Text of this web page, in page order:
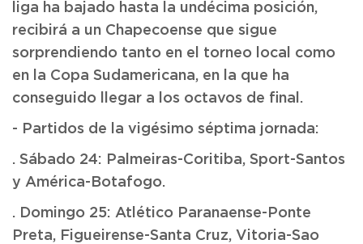
liga ha bajado hasta la undécima posición,
recibirá a un Chapecoense que sigue
sorprendiendo tanto en el torneo local como
en la Copa Sudamericana, en la que ha
conseguido llegar a los octavos de final.
- Partidos de la vigésimo séptima jornada:
. Sábado 24: Palmeiras-Coritiba, Sport-Santos
y América-Botafogo.
. Domingo 25: Atlético Paranaense-Ponte
Preta, Figueirense-Santa Cruz, Vitoria-Sao